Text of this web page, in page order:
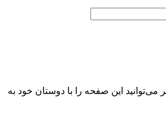
می‌توانید این صفحه را با دوستان خود به